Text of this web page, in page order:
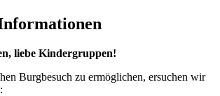
liebe Kindergruppen!
Burgbesuch zu ermöglichen, ersuchen wir